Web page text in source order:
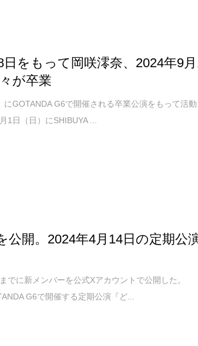
日をもって岡咲澪奈、2024年9
が卒業
にGOTANDA G6で開催される卒業公演をもって活動
1日（日）にSHIBUYA ...
公開。2024年4月14日の定期公
でに新メンバーを公式Xアカウントで公開した。
G6で開催する定期公演『ど...